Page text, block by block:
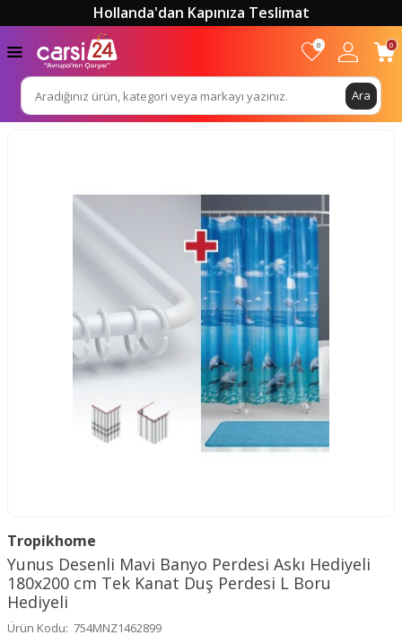
Hollanda'dan Kapınıza Teslimat
Ara
0 0
Tropikhome
Yunus Desenli Mavi Banyo Perdesi Askı Hediyeli
180x200 cm Tek Kanat Duş Perdesi L Boru
Hediyeli
Ürün Kodu: 754MNZ1462899